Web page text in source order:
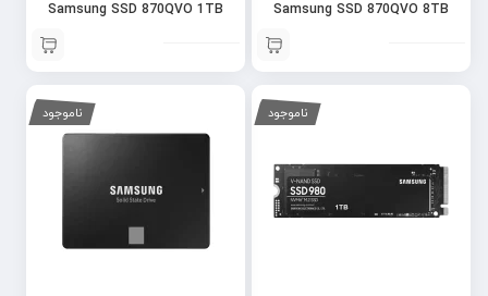
Samsung SSD 870QVO 8TB
Samsung SSD 870QVO 1TB
ناموجود ناموجود